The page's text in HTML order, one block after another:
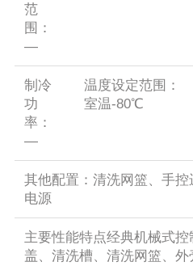
范
围：
—
制冷
功
率：
—
温度设定范围：
室温-80℃
其他配置：清洗网篮、手
电源
主要性能特点经典机械式
盖、清洗槽、清洗网篮、外